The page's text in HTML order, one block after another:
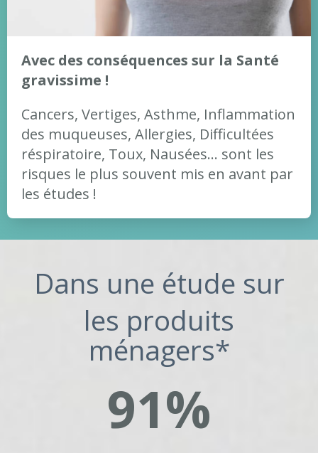
Avec des conséquences sur la Santé
gravissime !
Cancers, Vertiges, Asthme, Inflammation
des muqueuses, Allergies, Difficultées
réspiratoire, Toux, Nausées... sont les
risques le plus souvent mis en avant par
les études !
Dans une étude sur
les produits
ménagers*
91%